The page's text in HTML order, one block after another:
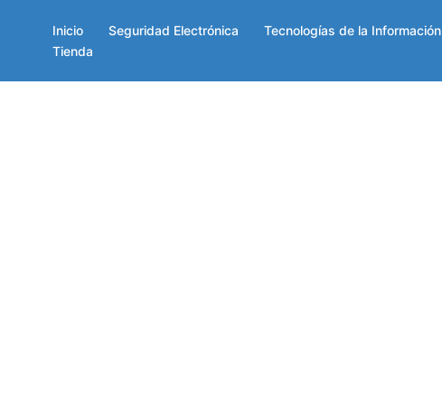
Inicio Seguridad Electrónica Tecnologías de la Información
Tienda